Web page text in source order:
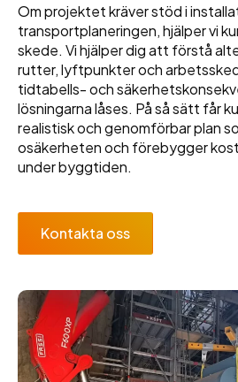
Om projektet kräver stöd i
transportplaneringen, hjälper vi
skede. Vi hjälper dig att förstå
rutter, lyftpunkter och
tidtabells- och
lösningarna låses. På så sätt får
realistisk och genomförbar plan
osäkerheten och förebygger
under byggtiden.
Kontakta oss